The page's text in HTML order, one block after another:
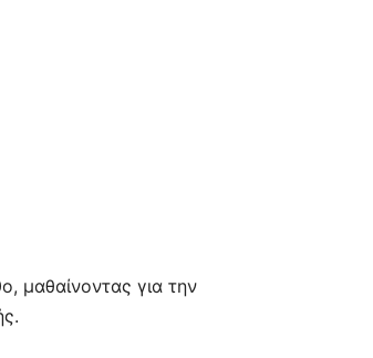
μαθαίνοντας για την